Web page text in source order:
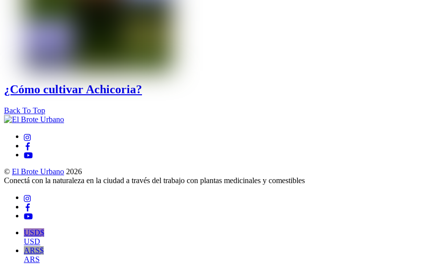
¿Cómo cultivar Achicoria?
Back To Top
© El Brote Urbano 2026
Conectá con la naturaleza en la ciudad a través del trabajo con plantas medicinales y comestibles
USD$
USD
ARS$
ARS